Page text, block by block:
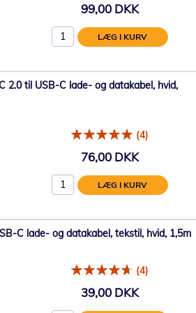
99,00 DKK
LÆG I KURV
2.0 til USB-C lade- og datakabel, hvid,
(4)
76,00 DKK
LÆG I KURV
C lade- og datakabel, tekstil, hvid, 1,5m
(4)
39,00 DKK